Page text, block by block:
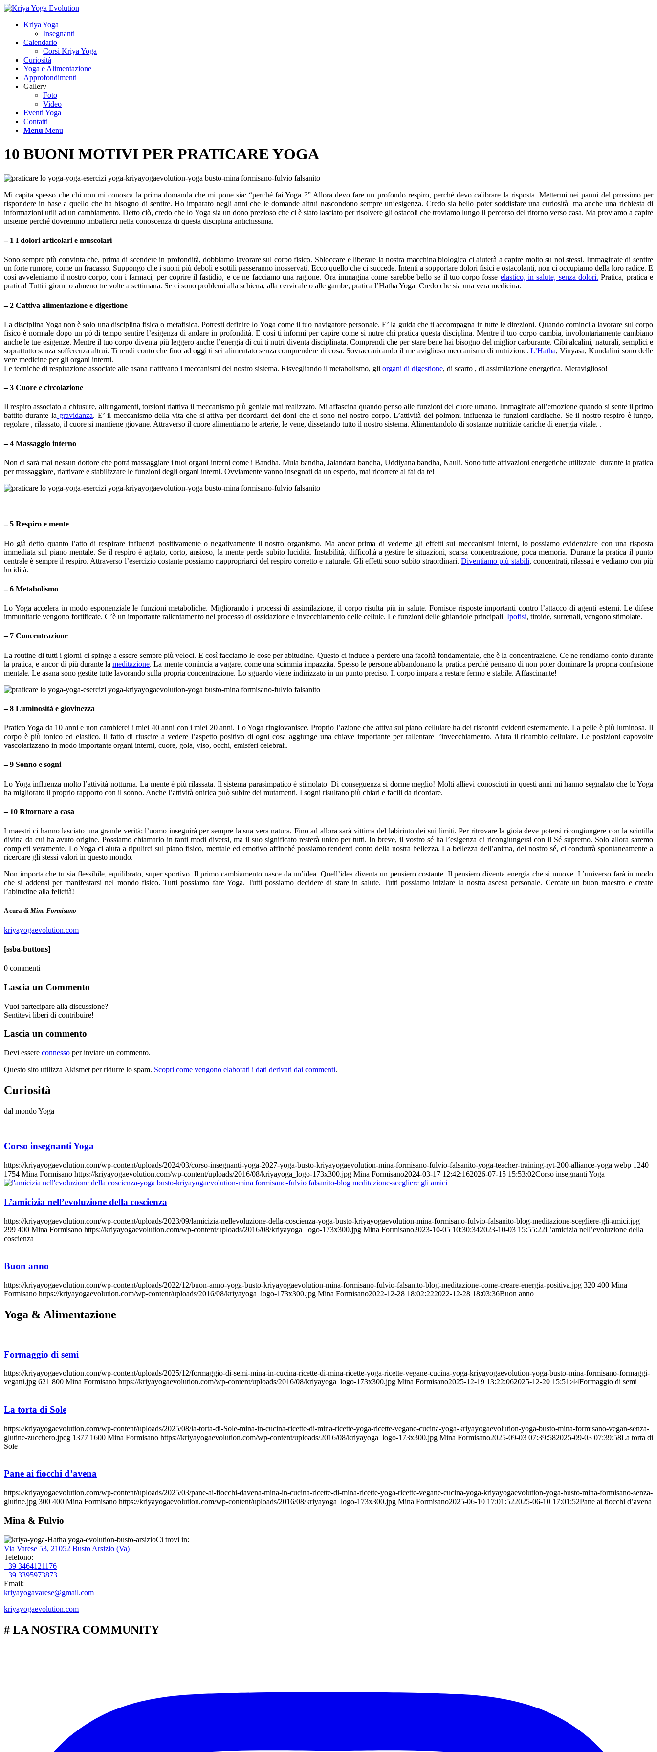
Kriya Yoga
Insegnanti
Calendario
Corsi Kriya Yoga
Curiosità
Yoga e Alimentazione
Approfondimenti
Gallery
Foto
Video
Eventi Yoga
Contatti
Menu Menu
10 BUONI MOTIVI PER PRATICARE YOGA
Mi capita spesso che chi non mi conosca la prima domanda che mi pone sia: “perché fai Yoga ?” Allora devo fare un profondo respiro, perché devo calibrare la risposta. Mettermi nei panni del prossimo per
rispondere in base a quello che ha bisogno di sentire. Ho imparato negli anni che le domande altrui nascondono sempre un’esigenza. Credo sia bello poter soddisfare una curiosità, ma anche una richiesta di
informazioni utili ad un cambiamento. Detto ciò, credo che lo Yoga sia un dono prezioso che ci è stato lasciato per risolvere gli ostacoli che troviamo lungo il percorso del ritorno verso casa. Ma proviamo a capire
insieme perché dovremmo imbatterci nella conoscenza di questa disciplina antichissima.
– 1 I dolori articolari e muscolari
Sono sempre più convinta che, prima di scendere in profondità, dobbiamo lavorare sul corpo fisico. Sbloccare e liberare la nostra macchina biologica ci aiuterà a capire molto su noi stessi. Immaginate di sentire
un forte rumore, come un fracasso. Suppongo che i suoni più deboli e sottili passeranno inosservati. Ecco quello che ci succede. Intenti a sopportare dolori fisici e ostacolanti, non ci occupiamo della loro radice. E
così avveleniamo il nostro corpo, con i farmaci, per coprire il fastidio, e ce ne facciamo una ragione. Ora immagina come sarebbe bello se il tuo corpo fosse elastico, in salute, senza dolori. Pratica, pratica e
pratica! Tutti i giorni o almeno tre volte a settimana. Se ci sono problemi alla schiena, alla cervicale o alle gambe, pratica l’Hatha Yoga. Credo che sia una vera medicina.
– 2 Cattiva alimentazione e digestione
La disciplina Yoga non è solo una disciplina fisica o metafisica. Potresti definire lo Yoga come il tuo navigatore personale. E’ la guida che ti accompagna in tutte le direzioni. Quando cominci a lavorare sul corpo
fisico è normale dopo un pò di tempo sentire l’esigenza di andare in profondità. E così ti informi per capire come si nutre chi pratica questa disciplina. Mentre il tuo corpo cambia, involontariamente cambiano
anche le tue esigenze. Mentre il tuo corpo diventa più leggero anche l’energia di cui ti nutri diventa disciplinata. Comprendi che per stare bene hai bisogno del miglior carburante. Cibi alcalini, naturali, semplici e
soprattutto senza sofferenza altrui. Ti rendi conto che fino ad oggi ti sei alimentato senza comprendere di cosa. Sovraccaricando il meraviglioso meccanismo di nutrizione. L’Hatha, Vinyasa, Kundalini sono delle
vere medicine per gli organi interni.
Le tecniche di respirazione associate alle asana riattivano i meccanismi del nostro sistema. Risvegliando il metabolismo, gli organi di digestione, di scarto , di assimilazione energetica. Meraviglioso!
– 3 Cuore e circolazione
Il respiro associato a chiusure, allungamenti, torsioni riattiva il meccanismo più geniale mai realizzato. Mi affascina quando penso alle funzioni del cuore umano. Immaginate all’emozione quando si sente il primo
battito durante lagravidanza. E’ il meccanismo della vita che si attiva per ricordarci dei doni che ci sono nel nostro corpo. L’attività dei polmoni influenza le funzioni cardiache. Se il nostro respiro è lungo,
regolare , rilassato, il cuore si mantiene giovane. Attraverso il cuore alimentiamo le arterie, le vene, dissetando tutto il nostro sistema. Alimentandolo di sostanze nutritizie cariche di energia vitale. .
– 4 Massaggio interno
Non ci sarà mai nessun dottore che potrà massaggiare i tuoi organi interni come i Bandha. Mula bandha, Jalandara bandha, Uddiyana bandha, Nauli. Sono tutte attivazioni energetiche utilizzate durante la pratica
per massaggiare, riattivare e stabilizzare le funzioni degli organi interni. Ovviamente vanno insegnati da un esperto, mai ricorrere al fai da te!
– 5 Respiro e mente
Ho già detto quanto l’atto di respirare influenzi positivamente o negativamente il nostro organismo. Ma ancor prima di vederne gli effetti sui meccanismi interni, lo possiamo evidenziare con una risposta
immediata sul piano mentale. Se il respiro è agitato, corto, ansioso, la mente perde subito lucidità. Instabilità, difficoltà a gestire le situazioni, scarsa concentrazione, poca memoria. Durante la pratica il punto
centrale è sempre il respiro. Attraverso l’esercizio costante possiamo riappropriarci del respiro corretto e naturale. Gli effetti sono subito straordinari. Diventiamo più stabili, concentrati, rilassati e vediamo con più
lucidità.
– 6 Metabolismo
Lo Yoga accelera in modo esponenziale le funzioni metaboliche. Migliorando i processi di assimilazione, il corpo risulta più in salute. Fornisce risposte importanti contro l’attacco di agenti esterni. Le difese
immunitarie vengono fortificate. C’è un importante rallentamento nel processo di ossidazione e invecchiamento delle cellule. Le funzioni delle ghiandole principali, Ipofisi, tiroide, surrenali, vengono stimolate.
– 7 Concentrazione
La routine di tutti i giorni ci spinge a essere sempre più veloci. E così facciamo le cose per abitudine. Questo ci induce a perdere una facoltà fondamentale, che è la concentrazione. Ce ne rendiamo conto durante
la pratica, e ancor di più durante lameditazione. La mente comincia a vagare, come una scimmia impazzita. Spesso le persone abbandonano la pratica perché pensano di non poter dominare la propria confusione
mentale. Le asana sono gestite tutte lavorando sulla propria concentrazione. Lo sguardo viene indirizzato in un punto preciso. Il corpo impara a restare fermo e stabile. Affascinante!
– 8 Luminosità e giovinezza
Pratico Yoga da 10 anni e non cambierei i miei 40 anni con i miei 20 anni. Lo Yoga ringiovanisce. Proprio l’azione che attiva sul piano cellulare ha dei riscontri evidenti esternamente. La pelle è più luminosa. Il
corpo è più tonico ed elastico. Il fatto di riuscire a vedere l’aspetto positivo di ogni cosa aggiunge una chiave importante per rallentare l’invecchiamento. Aiuta il ricambio cellulare. Le posizioni capovolte
vascolarizzano in modo importante organi interni, cuore, gola, viso, occhi, emisferi celebrali.
– 9 Sonno e sogni
Lo Yoga influenza molto l’attività notturna. La mente è più rilassata. Il sistema parasimpatico è stimolato. Di conseguenza si dorme meglio! Molti allievi conosciuti in questi anni mi hanno segnalato che lo Yoga
ha migliorato il proprio rapporto con il sonno. Anche l’attività onirica può subire dei mutamenti. I sogni risultano più chiari e facili da ricordare.
– 10 Ritornare a casa
I maestri ci hanno lasciato una grande verità: l’uomo inseguirà per sempre la sua vera natura. Fino ad allora sarà vittima del labirinto dei sui limiti. Per ritrovare la gioia deve potersi ricongiungere con la scintilla
divina da cui ha avuto origine. Possiamo chiamarlo in tanti modi diversi, ma il suo significato resterà unico per tutti. In breve, il vostro sé ha l’esigenza di ricongiungersi con il Sé supremo. Solo allora saremo
completi veramente. Lo Yoga ci aiuta a ripulirci sul piano fisico, mentale ed emotivo affinché possiamo renderci conto della nostra bellezza. La bellezza dell’anima, del nostro sé, ci condurrà spontaneamente a
ricercare gli stessi valori in questo mondo.
Non importa che tu sia flessibile, equilibrato, super sportivo. Il primo cambiamento nasce da un’idea. Quell’idea diventa un pensiero costante. Il pensiero diventa energia che si muove. L’universo farà in modo
che si addensi per manifestarsi nel mondo fisico. Tutti possiamo fare Yoga. Tutti possiamo decidere di stare in salute. Tutti possiamo iniziare la nostra ascesa personale. Cercate un buon maestro e create
l’abitudine alla felicità!
A cura di Mina Formisano
kriyayogaevolution.com
[ssba-buttons]
0 commenti
Lascia un Commento
Vuoi partecipare alla discussione?
Sentitevi liberi di contribuire!
Lascia un commento
Devi essere connesso per inviare un commento.
Questo sito utilizza Akismet per ridurre lo spam. Scopri come vengono elaborati i dati derivati dai commenti.
Curiosità
dal mondo Yoga
Corso insegnanti Yoga
https://kriyayogaevolution.com/wp-content/uploads/2024/03/corso-insegnanti-yoga-2027-yoga-busto-kriyayogaevolution-mina-formisano-fulvio-falsanito-yoga-teacher-training-ryt-200-alliance-yoga.webp 1240
1754 Mina Formisano https://kriyayogaevolution.com/wp-content/uploads/2016/08/kriyayoga_logo-173x300.jpg Mina Formisano2024-03-17 12:42:162026-07-15 15:53:02Corso insegnanti Yoga
L’amicizia nell’evoluzione della coscienza
https://kriyayogaevolution.com/wp-content/uploads/2023/09/lamicizia-nellevoluzione-della-coscienza-yoga-busto-kriyayogaevolution-mina-formisano-fulvio-falsanito-blog-meditazione-scegliere-gli-amici.jpg
299 400 Mina Formisano https://kriyayogaevolution.com/wp-content/uploads/2016/08/kriyayoga_logo-173x300.jpg Mina Formisano2023-10-05 10:30:342023-10-03 15:55:22L’amicizia nell’evoluzione della
coscienza
Buon anno
https://kriyayogaevolution.com/wp-content/uploads/2022/12/buon-anno-yoga-busto-kriyayogaevolution-mina-formisano-fulvio-falsanito-blog-meditazione-come-creare-energia-positiva.jpg 320 400 Mina
Formisano https://kriyayogaevolution.com/wp-content/uploads/2016/08/kriyayoga_logo-173x300.jpg Mina Formisano2022-12-28 18:02:222022-12-28 18:03:36Buon anno
Yoga & Alimentazione
Formaggio di semi
https://kriyayogaevolution.com/wp-content/uploads/2025/12/formaggio-di-semi-mina-in-cucina-ricette-di-mina-ricette-yoga-ricette-vegane-cucina-yoga-kriyayogaevolution-yoga-busto-mina-formisano-formaggi-
vegani.jpg 621 800 Mina Formisano https://kriyayogaevolution.com/wp-content/uploads/2016/08/kriyayoga_logo-173x300.jpg Mina Formisano2025-12-19 13:22:062025-12-20 15:51:44Formaggio di semi
La torta di Sole
https://kriyayogaevolution.com/wp-content/uploads/2025/08/la-torta-di-Sole-mina-in-cucina-ricette-di-mina-ricette-yoga-ricette-vegane-cucina-yoga-kriyayogaevolution-yoga-busto-mina-formisano-vegan-senza-
glutine-zucchero.jpeg 1377 1600 Mina Formisano https://kriyayogaevolution.com/wp-content/uploads/2016/08/kriyayoga_logo-173x300.jpg Mina Formisano2025-09-03 07:39:582025-09-03 07:39:58La torta di
Sole
Pane ai fiocchi d’avena
https://kriyayogaevolution.com/wp-content/uploads/2025/03/pane-ai-fiocchi-davena-mina-in-cucina-ricette-di-mina-ricette-yoga-ricette-vegane-cucina-yoga-kriyayogaevolution-yoga-busto-mina-formisano-senza-
glutine.jpg 300 400 Mina Formisano https://kriyayogaevolution.com/wp-content/uploads/2016/08/kriyayoga_logo-173x300.jpg Mina Formisano2025-06-10 17:01:522025-06-10 17:01:52Pane ai fiocchi d’avena
Mina & Fulvio
Ci trovi in:
Via Varese 53, 21052 Busto Arsizio (Va)
Telefono:
+39 3464121176
+39 3395973873
Email:
kriyayogavarese@gmail.com
kriyayogaevolution.com
# LA NOSTRA COMMUNITY